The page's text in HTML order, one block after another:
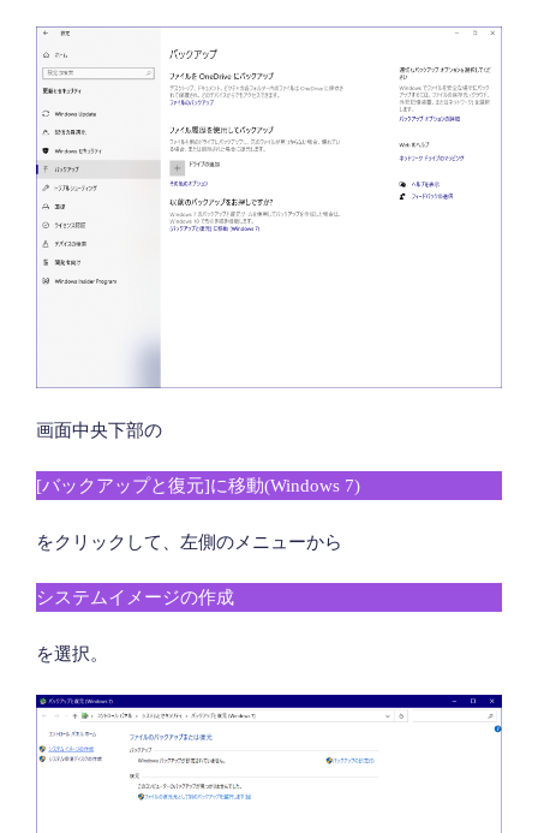
画面中央下部の
[バックアップと復元]に移動(Windows 7)
をクリックして、左側のメニューから
システムイメージの作成
を選択。